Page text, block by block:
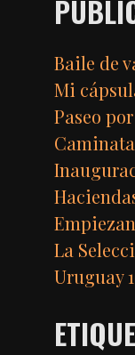
Baile de
Mi
Paseo
La
Uruguay